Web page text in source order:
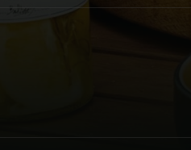
Denmark | Danmark